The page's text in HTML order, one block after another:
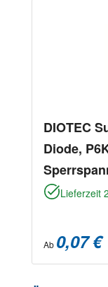
DIOTEC
Diode,
6,1Lieferzeit
Ab 0,07 €